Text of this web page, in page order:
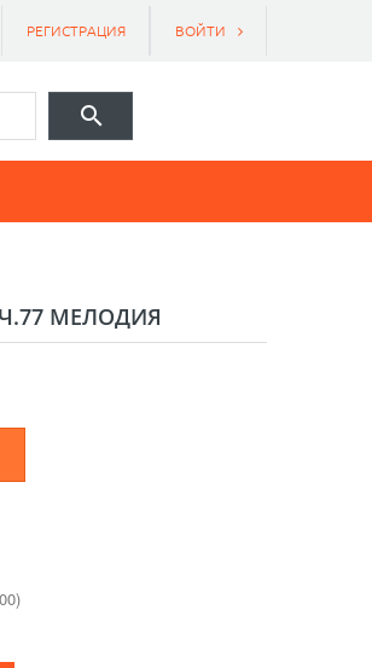
ВОЙТИ
РЕГИСТРАЦИЯ
МЕЛОДИЯ